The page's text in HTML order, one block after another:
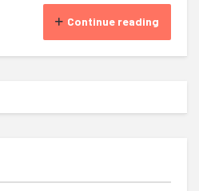
Continue reading